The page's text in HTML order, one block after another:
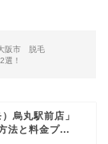
阪市 脱毛
選！
烏丸駅前店」
法と料金プ...